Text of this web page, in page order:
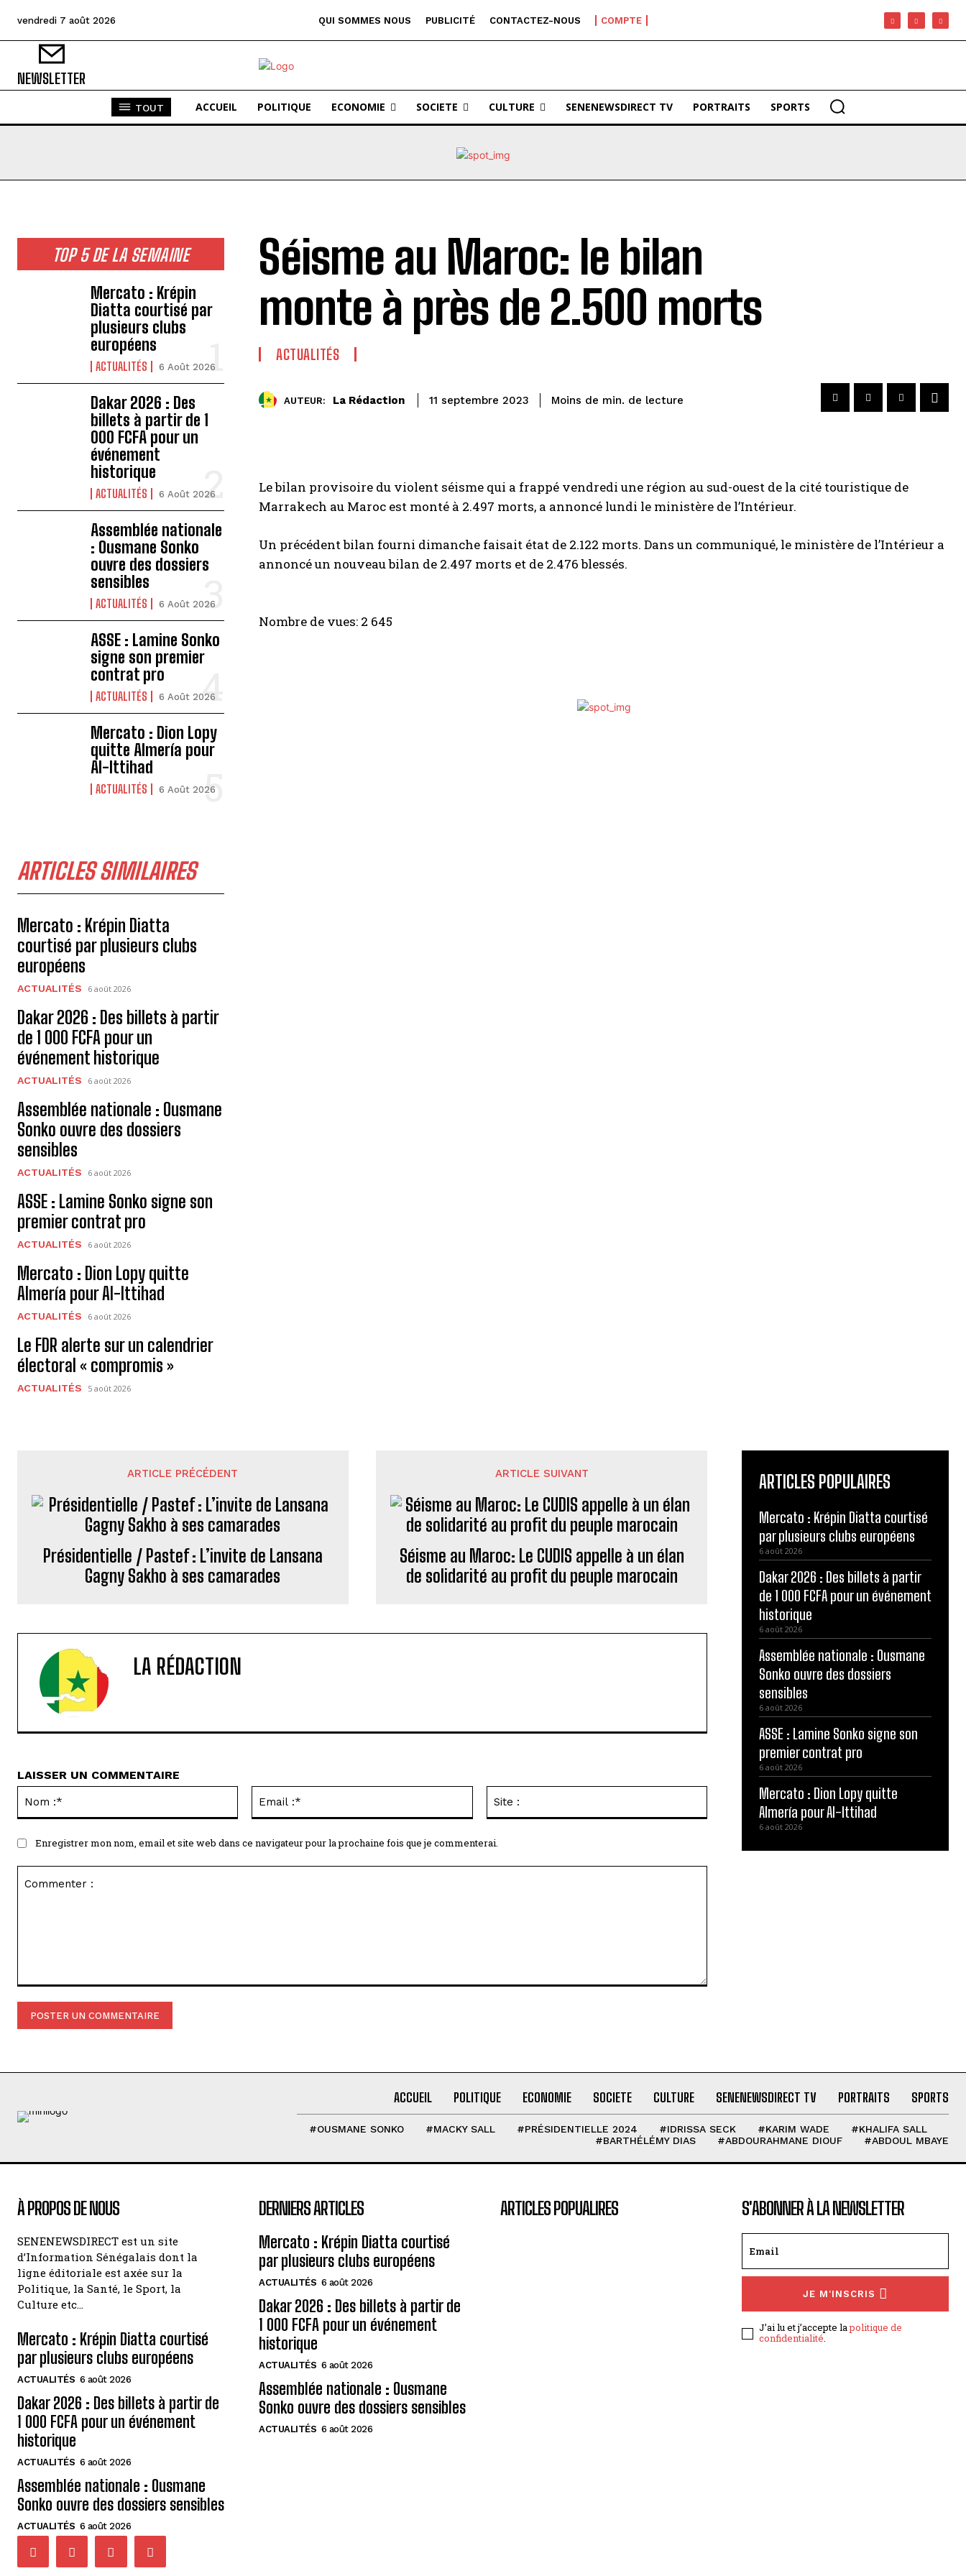
vendredi 7 août 2026 QUI SOMMES NOUS PUBLICITÉ CONTACTEZ-NOUS COMPTE
NEWSLETTER
TOUT ACCUEIL POLITIQUE ECONOMIE SOCIETE CULTURE SENENEWSDIRECT TV PORTRAITS SPORTS
TOP 5 DE LA SEMAINE
Mercato : Krépin
Diatta courtisé par
plusieurs clubs
européens
ACTUALITÉS 6 Août 2026
Dakar 2026 : Des
billets à partir de 1
000 FCFA pour un
événement
historique
ACTUALITÉS 6 Août 2026
Assemblée nationale
: Ousmane Sonko
ouvre des dossiers
sensibles
ACTUALITÉS 6 Août 2026
ASSE : Lamine Sonko
signe son premier
contrat pro
ACTUALITÉS 6 Août 2026
Mercato : Dion Lopy
quitte Almería pour
Al-Ittihad
ACTUALITÉS 6 Août 2026
ARTICLES SIMILAIRES
Mercato : Krépin Diatta
courtisé par plusieurs clubs
européens
ACTUALITÉS 6 août 2026
Dakar 2026 : Des billets à partir
de 1 000 FCFA pour un
événement historique
ACTUALITÉS 6 août 2026
Assemblée nationale : Ousmane
Sonko ouvre des dossiers
sensibles
ACTUALITÉS 6 août 2026
ASSE : Lamine Sonko signe son
premier contrat pro
ACTUALITÉS 6 août 2026
Mercato : Dion Lopy quitte
Almería pour Al-Ittihad
ACTUALITÉS 6 août 2026
Le FDR alerte sur un calendrier
électoral « compromis »
ACTUALITÉS 5 août 2026
Séisme au Maroc: le bilan
monte à près de 2.500 morts
ACTUALITÉS
AUTEUR: La Rédaction 11 septembre 2023 Moins de min. de lecture
Le bilan provisoire du violent séisme qui a frappé vendredi une région au sud-ouest de la cité touristique de
Marrakech au Maroc est monté à 2.497 morts, a annoncé lundi le ministère de l’Intérieur.
Un précédent bilan fourni dimanche faisait état de 2.122 morts. Dans un communiqué, le ministère de l’Intérieur a
annoncé un nouveau bilan de 2.497 morts et de 2.476 blessés.
Nombre de vues: 2 645
ARTICLE PRÉCÉDENT
Présidentielle / Pastef : L’invite de Lansana
Gagny Sakho à ses camarades
ARTICLE SUIVANT
Séisme au Maroc: Le CUDIS appelle à un élan
de solidarité au profit du peuple marocain
LA RÉDACTION
LAISSER UN COMMENTAIRE
Enregistrer mon nom, email et site web dans ce navigateur pour la prochaine fois que je commenterai.
ARTICLES POPULAIRES
Mercato : Krépin Diatta courtisé
par plusieurs clubs européens
6 août 2026
Dakar 2026 : Des billets à partir
de 1 000 FCFA pour un événement
historique
6 août 2026
Assemblée nationale : Ousmane
Sonko ouvre des dossiers
sensibles
6 août 2026
ASSE : Lamine Sonko signe son
premier contrat pro
6 août 2026
Mercato : Dion Lopy quitte
Almería pour Al-Ittihad
6 août 2026
ACCUEIL POLITIQUE ECONOMIE SOCIETE CULTURE SENENEWSDIRECT TV PORTRAITS SPORTS
#OUSMANE SONKO #MACKY SALL #PRÉSIDENTIELLE 2024 #IDRISSA SECK #KARIM WADE
#KHALIFA SALL
#BARTHÉLÉMY DIAS
#ABDOURAHMANE DIOUF #ABDOUL MBAYE
À PROPOS DE NOUS
SENENEWSDIRECT est un site
d’Information Sénégalais dont la
ligne éditoriale est axée sur la
Politique, la Santé, le Sport, la
Culture etc…
Mercato : Krépin Diatta courtisé
par plusieurs clubs européens
ACTUALITÉS 6 août 2026
Dakar 2026 : Des billets à partir de
1 000 FCFA pour un événement
historique
ACTUALITÉS 6 août 2026
Assemblée nationale : Ousmane
Sonko ouvre des dossiers sensibles
ACTUALITÉS 6 août 2026
DERNIERS ARTICLES
Mercato : Krépin Diatta courtisé
par plusieurs clubs européens
ACTUALITÉS 6 août 2026
Dakar 2026 : Des billets à partir de
1 000 FCFA pour un événement
historique
ACTUALITÉS 6 août 2026
Assemblée nationale : Ousmane
Sonko ouvre des dossiers sensibles
ACTUALITÉS 6 août 2026
ARTICLES POPUALIRES S'ABONNER À LA NEWSLETTER
JE M'INSCRIS
J’ai lu et j’accepte lapolitique de
confidentialité.